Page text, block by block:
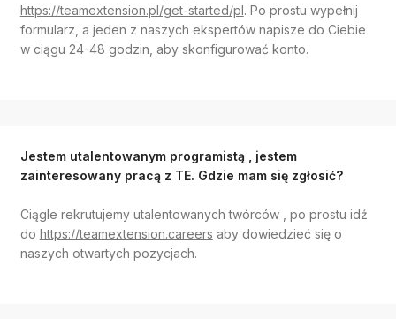
https://teamextension.pl/get-started/pl. Po prostu wypełnij
formularz, a jeden z naszych ekspertów napisze do Ciebie
w ciągu 24-48 godzin, aby skonfigurować konto.
Jestem utalentowanym programistą , jestem
zainteresowany pracą z TE. Gdzie mam się zgłosić?
Ciągle rekrutujemy utalentowanych twórców
, po prostu idź
do https://teamextension.careers aby dowiedzieć się o
naszych otwartych pozycjach.